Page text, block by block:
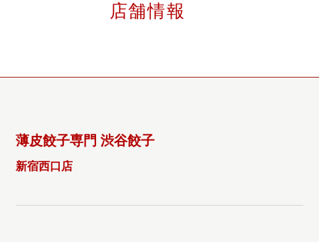
店舗情報
薄皮餃子専門 渋谷餃子
新宿西口店